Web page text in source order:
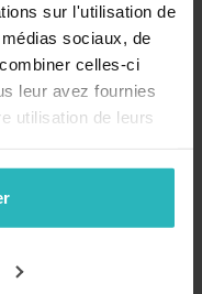
sur l'utilisation de
sociaux, de
celles-ci
leur avez fournies
utilisation de leurs
par email